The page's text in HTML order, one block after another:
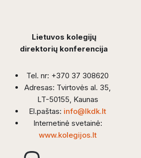
Lietuvos kolegijų
direktorių konferencija
Tel. nr: +370 37 308620
Adresas: Tvirtovės al. 35,
LT-50155, Kaunas
El.paštas: info@lkdk.lt
Internetinė svetainė:
www.kolegijos.lt